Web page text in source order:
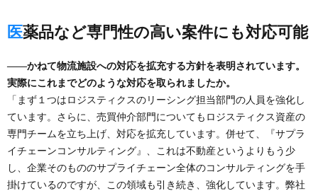
医薬品など専門性の高い案件にも対応可能
――かねて物流施設への対応を拡充する方針を表明されています。
実際にこれまでどのような対応を取られましたか。
「まず１つはロジスティクスのリーシング担当部門の人員を強化し
ています。さらに、売買仲介部門についてもロジスティクス資産の
専門チームを立ち上げ、対応を拡充しています。併せて、『サプラ
イチェーンコンサルティング』、これは不動産というよりもう少
し、企業そのもののサプライチェーン全体のコンサルティングを手
掛けているのですが、この領域も引き続き、強化しています。弊社